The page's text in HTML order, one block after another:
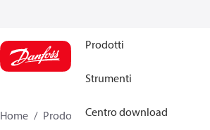
Prodotti
Strumenti
Centro download
Home Prodotti
Climate Solutions for